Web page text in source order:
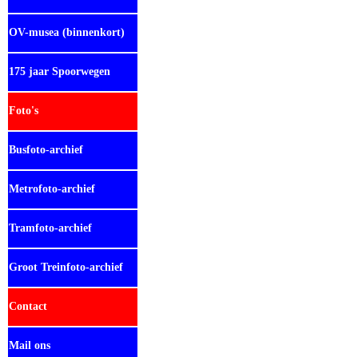
OV-musea (binnenkort)
175 jaar Spoorwegen
Foto's
Busfoto-archief
Metrofoto-archief
Tramfoto-archief
Groot Treinfoto-archief
Contact
Mail ons